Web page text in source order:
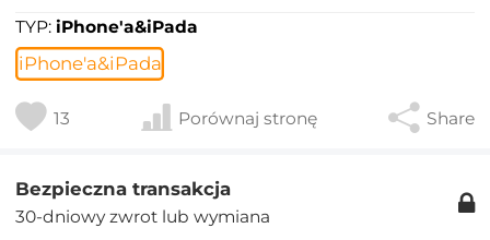
TYP:iPhone'a&iPada
iPhone'a&iPada
13 Porównaj stronę Share
Bezpieczna transakcja
30-dniowy zwrot lub wymiana